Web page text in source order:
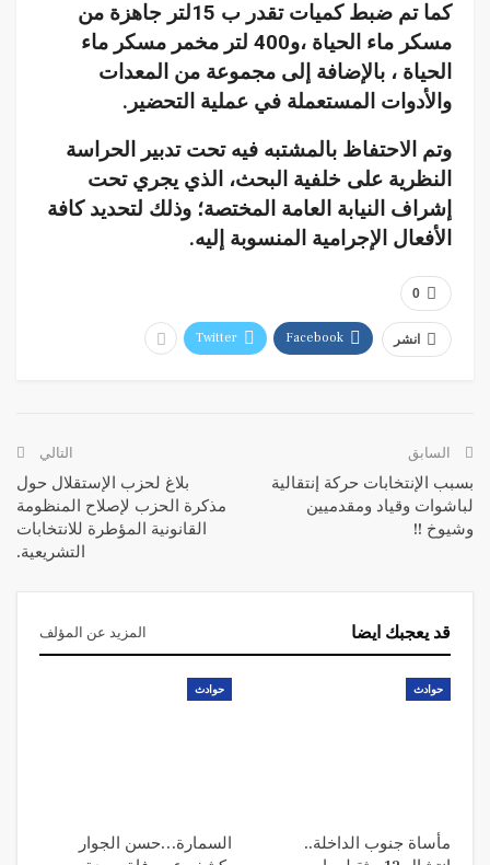
كما تم ضبط كميات تقدر ب 15لتر جاهزة من
مسكر ماء الحياة ،و400 لتر مخمر مسكر ماء
الحياة ، بالإضافة إلى مجموعة من المعدات
والأدوات المستعملة في عملية التحضير.
وتم الاحتفاظ بالمشتبه فيه تحت تدبير الحراسة
النظرية على خلفية البحث، الذي يجري تحت
إشراف النيابة العامة المختصة؛ وذلك لتحديد كافة
الأفعال الإجرامية المنسوبة إليه.
0
انشر Facebook
Twitter
السابق
بسبب الإنتخابات حركة إنتقالية
لباشوات وقياد ومقدميين
وشيوخ !!
التالي
بلاغ لحزب الإستقلال حول
مذكرة الحزب لإصلاح المنظومة
القانونية المؤطرة للانتخابات
التشريعية.
قد يعجبك ايضا المزيد عن المؤلف
حوادث
مأساة جنوب الداخلة..
حوادث
السمارة…حسن الجوار